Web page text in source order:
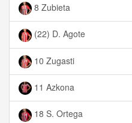
8 Zubieta
(22) D. Agote
10 Zugasti
11 Azkona
18 S. Ortega